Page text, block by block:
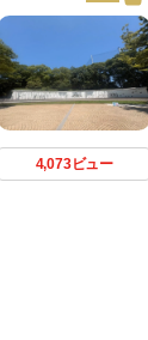
4,073ビュー